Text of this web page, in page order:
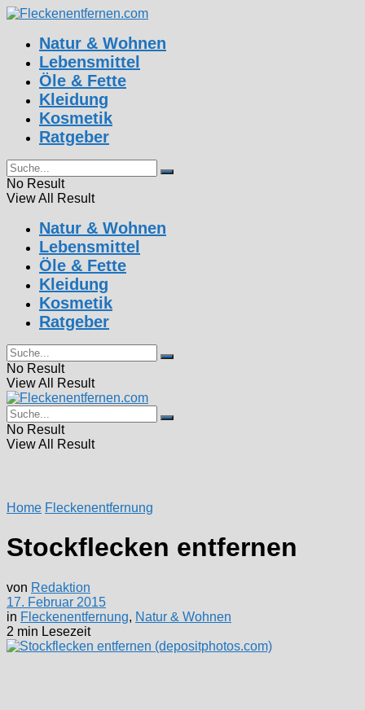
Natur & Wohnen
Lebensmittel
Öle & Fette
Kleidung
Kosmetik
Ratgeber
No Result
View All Result
Natur & Wohnen
Lebensmittel
Öle & Fette
Kleidung
Kosmetik
Ratgeber
No Result
View All Result
No Result
View All Result
Home Fleckenentfernung
Stockflecken entfernen
von Redaktion
17. Februar 2015
in Fleckenentfernung, Natur & Wohnen
2 min Lesezeit